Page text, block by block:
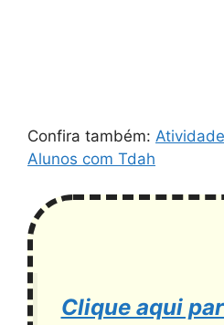
Confira também:
Alunos com Tdah
Clique aqui